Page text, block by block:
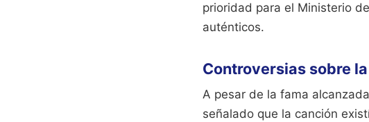
prioridad para el Ministerio
auténticos.
Controversias sobre
A pesar de la fama
señalado que la canción